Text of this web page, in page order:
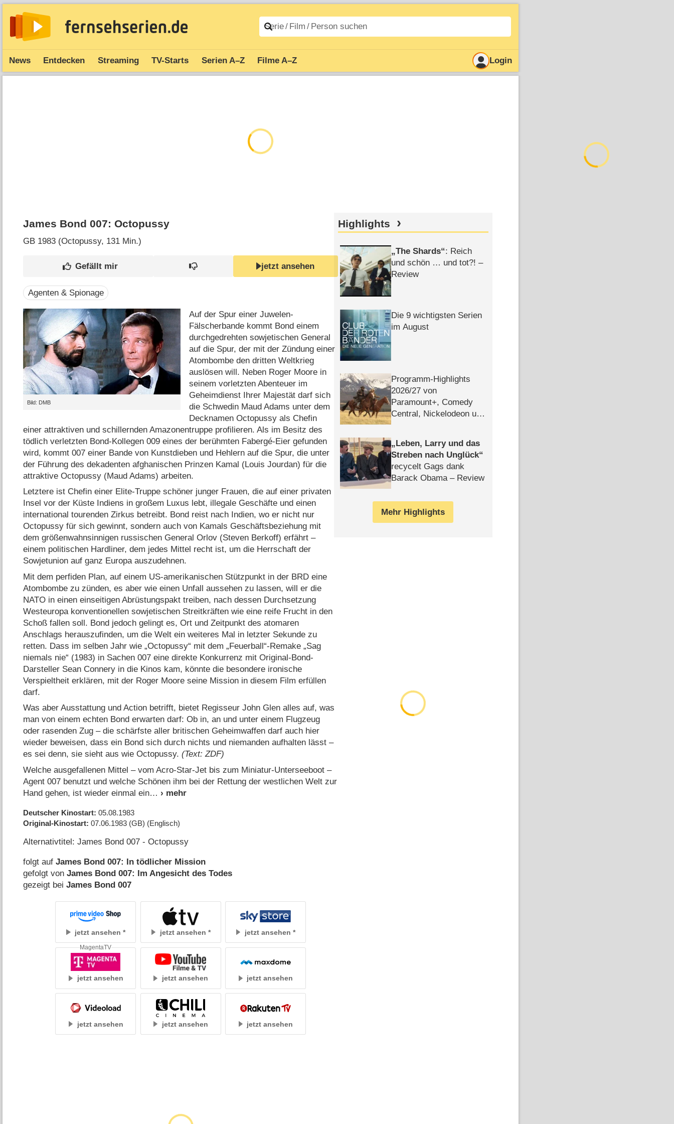
News Entdecken Streaming TV-Starts Serien A–Z Filme A–Z Login
James Bond 007: Octopussy
GB 1983 (Octopussy‎, 131 Min.)
jetzt ansehen
Agenten & Spionage
Bild: DMB
Auf der Spur einer Juwelen-
Fälscherbande kommt Bond einem
durchgedrehten sowjetischen General
auf die Spur, der mit der Zündung einer
Atombombe den dritten Weltkrieg
auslösen will. Neben Roger Moore in
seinem vorletzten Abenteuer im
Geheimdienst Ihrer Majestät darf sich
die Schwedin Maud Adams unter dem
Decknamen Octopussy als Chefin
einer attraktiven und schillernden Amazonentruppe profilieren. Als im Besitz des
tödlich verletzten Bond-Kollegen 009 eines der berühmten Fabergé-Eier gefunden
wird, kommt 007 einer Bande von Kunstdieben und Hehlern auf die Spur, die unter
der Führung des dekadenten afghanischen Prinzen Kamal (Louis Jourdan) für die
attraktive Octopussy (Maud Adams) arbeiten.
Letztere ist Chefin einer Elite-Truppe schöner junger Frauen, die auf einer privaten
Insel vor der Küste Indiens in großem Luxus lebt, illegale Geschäfte und einen
international tourenden Zirkus betreibt. Bond reist nach Indien, wo er nicht nur
Octopussy für sich gewinnt, sondern auch von Kamals Geschäftsbeziehung mit
dem größenwahnsinnigen russischen General Orlov (Steven Berkoff) erfährt –
einem politischen Hardliner, dem jedes Mittel recht ist, um die Herrschaft der
Sowjetunion auf ganz Europa auszudehnen.
Mit dem perfiden Plan, auf einem US-amerikanischen Stützpunkt in der BRD eine
Atombombe zu zünden, es aber wie einen Unfall aussehen zu lassen, will er die
NATO in einen einseitigen Abrüstungspakt treiben, nach dessen Durchsetzung
Westeuropa konventionellen sowjetischen Streitkräften wie eine reife Frucht in den
Schoß fallen soll. Bond jedoch gelingt es, Ort und Zeitpunkt des atomaren
Anschlags herauszufinden, um die Welt ein weiteres Mal in letzter Sekunde zu
retten. Dass im selben Jahr wie „Octopussy“ mit dem „Feuerball“-Remake „Sag
niemals nie“ (1983) in Sachen 007 eine direkte Konkurrenz mit Original-Bond-
Darsteller Sean Connery in die Kinos kam, könnte die besondere ironische
Verspieltheit erklären, mit der Roger Moore seine Mission in diesem Film erfüllen
darf.
Was aber Ausstattung und Action betrifft, bietet Regisseur John Glen alles auf, was
man von einem echten Bond erwarten darf: Ob in, an und unter einem Flugzeug
oder rasenden Zug – die schärfste aller britischen Geheimwaffen darf auch hier
wieder beweisen, dass ein Bond sich durch nichts und niemanden aufhalten lässt –
es sei denn, sie sieht aus wie Octopussy.(Text: ZDF)
Welche ausgefallenen Mittel – vom Acro-Star-Jet bis zum Miniatur-Unterseeboot –
Agent 007 benutzt und welche Schönen ihm bei der Rettung der westlichen Welt zur
Hand gehen, ist wieder einmal ein
Deutscher Kinostart 05.08.1983
Original-Kinostart 07.06.1983 (GB) (Englisch)
Alternativtitel: James Bond 007 - Octopussy
folgt aufJames Bond 007: In tödlicher Mission
gefolgt vonJames Bond 007: Im Angesicht des Todes
gezeigt beiJames Bond 007
jetzt ansehen jetzt ansehen jetzt ansehen
jetzt ansehen
MagentaTV
jetzt ansehen jetzt ansehen
jetzt ansehen jetzt ansehen jetzt ansehen
Highlights
The Shards : Reich
und schön … und tot?! –
Review
Die 9 wichtigsten Serien
im August
Programm-Highlights
2026/​27 von
Paramount+, Comedy
Central, Nickelodeon und
Leben, Larry und das
Streben nach Unglück
recycelt Gags dank
Barack Obama – Review
Mehr Highlights